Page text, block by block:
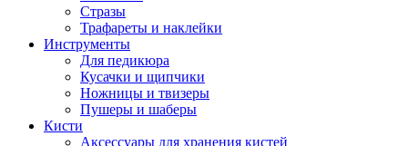
Стразы
Трафареты и наклейки
Инструменты
Для педикюра
Кусачки и щипчики
Ножницы и твизеры
Пушеры и шаберы
Кисти
Аксессуары для хранения кистей